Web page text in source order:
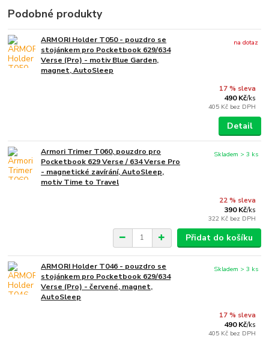
Podobné produkty
ARMORI Holder T050 - pouzdro se
stojánkem pro Pocketbook 629/634
Verse (Pro) - motiv Blue Garden,
magnet, AutoSleep
17 % sleva
490 Kč/ks
405 Kč bez DPH
na dotaz
Detail
Armori Trimer T060, pouzdro pro
Pocketbook 629 Verse / 634 Verse Pro
- magnetické zavírání, AutoSleep,
motiv Time to Travel
22 % sleva
390 Kč/ks
322 Kč bez DPH
Skladem > 3 ks
Přidat do košíku
ARMORI Holder T046 - pouzdro se
stojánkem pro Pocketbook 629/634
Verse (Pro) - červené, magnet,
AutoSleep
17 % sleva
490 Kč/ks
405 Kč bez DPH
Skladem > 3 ks